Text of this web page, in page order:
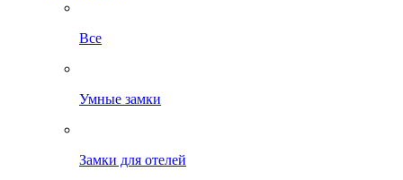
Все
Умные замки
Замки для отелей